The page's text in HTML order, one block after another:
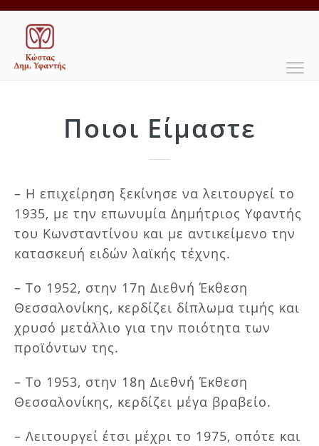
Ποιοι Είμαστε
– Η επιχείρηση ξεκίνησε να λειτουργεί το
1935, με την επωνυμία Δημήτριος Υφαντής
του Κωνσταντίνου και με αντικείμενο την
κατασκευή ειδών λαϊκής τέχνης.
– Το 1952, στην 17η Διεθνή Έκθεση
Θεσσαλονίκης, κερδίζει δίπλωμα τιμής και
χρυσό μετάλλιο για την ποιότητα των
προϊόντων της.
– Το 1953, στην 18η Διεθνή Έκθεση
Θεσσαλονίκης, κερδίζει μέγα βραβείο.
– Λειτουργεί έτσι μέχρι το 1975, οπότε και